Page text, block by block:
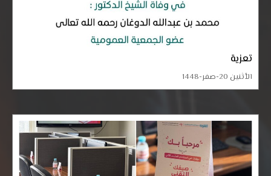
تعزية
الأثنين 20-صفر-1448